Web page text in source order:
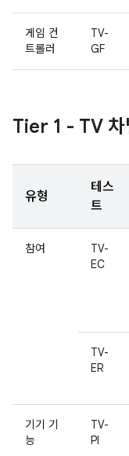
게임 컨
트롤러
TV-
GF
Tier 1 - TV 차
유형
테스
트
참여
TV-
EC
TV-
ER
기기 기
능
TV-
PI